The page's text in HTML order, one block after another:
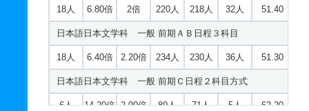
建築デザイン学科 一般 前期ＡＢ日程２科目
24人 2.80倍 3倍 181人 180人 64人
建築デザイン学科 一般 前期ＡＢ日程３科目
24人 3倍 2.90倍 157人 156人 52人
建築デザイン学科 一般 前期Ｃ日程２科目方式
18人 6.80倍 2倍 220人 218人 32人 51.40
日本語日本文学科 一般 前期ＡＢ日程３科目
18人 6.40倍 2.20倍 234人 230人 36人 51.30
日本語日本文学科 一般 前期Ｃ日程２科目方式
6人 14.20倍 2.90倍 89人 71人 5人 62.20